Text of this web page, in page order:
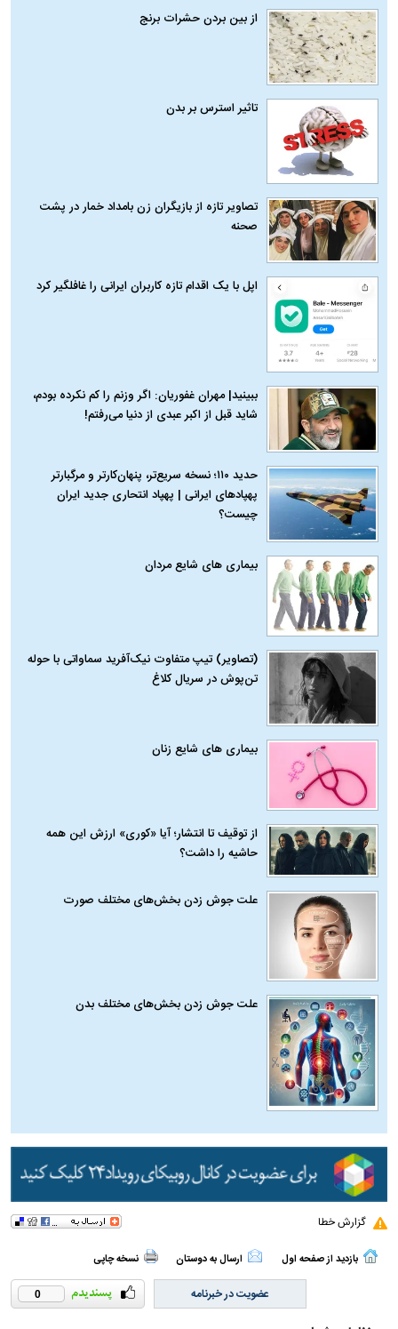
از بین بردن حشرات برنج
تاثیر استرس بر بدن
تصاویر تازه از بازیگران زن بامداد خمار در پشت
صحنه
اپل با یک اقدام تازه کاربران ایرانی را غافلگیر کرد
ببینید| مهران غفوریان: اگر وزنم را کم نکرده بودم،
شاید قبل از اکبر عبدی از دنیا می‌رفتم!
حدید ۱۱۰؛ نسخه سریع‌تر، پنهان‌کارتر و مرگبارتر
پهپادهای ایرانی | پهپاد انتحاری جدید ایران
چیست؟
بیماری‌ های شایع مردان
(تصاویر) تیپ متفاوت نیک‌آفرید سماواتی با حوله
تن‌پوش در سریال کلاغ
بیماری‌ های شایع زنان
از توقیف تا انتشار؛ آیا «کوری» ارزش این همه
حاشیه را داشت؟
علت جوش زدن بخش‌های مختلف صورت
علت جوش زدن بخش‌های مختلف بدن
گزارش خطا
بازدید از صفحه اول ارسال به دوستان نسخه چاپی
0 عضویت در خبرنامه